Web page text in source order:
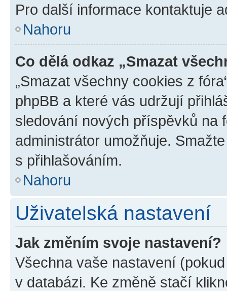
Pro další informace kontaktuje
Nahoru
Co dělá odkaz „Smazat
„Smazat všechny cookies z
phpBB a které vás udržují
sledování nových příspěvků na
administrátor umožňuje.
s přihlašováním.
Nahoru
Uživatelská nastavení
Jak změním svoje nastavení?
Všechna vaše nastavení
v databázi. Ke změně stačí